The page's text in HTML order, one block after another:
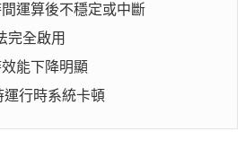
運算後不穩定或中斷
完全啟用
能下降明顯
行時系統卡頓